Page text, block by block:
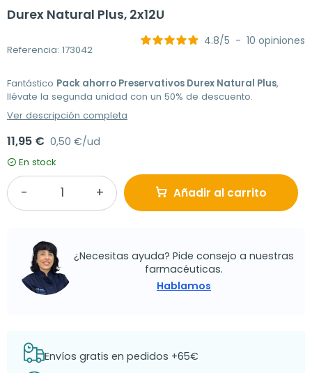
Durex Natural Plus, 2x12U
Referencia: 173042
4.8/5 - 10 opiniones
Fantástico Pack ahorro Preservativos Durex Natural Plus,
llévate la segunda unidad con un 50% de descuento.
Ver descripción completa
11,95 € 0,50 €/ud
En stock
Añadir al carrito
¿Necesitas ayuda? Pide consejo a nuestras
farmacéuticas.
Hablamos
Envíos gratis en pedidos +65€